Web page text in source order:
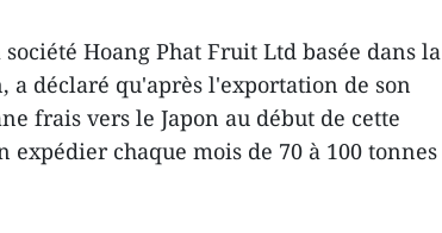
Hoang Phat Fruit Ltd basée dans la
déclaré qu'après l'exportation de son
frais vers le Japon au début de cette
chaque mois de 70 à 100 tonnes